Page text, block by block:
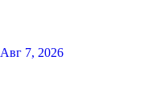
Авг 7, 2026